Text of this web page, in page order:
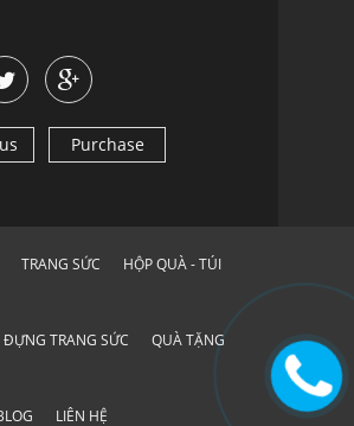
Purchase
TRANG SỨC HỘP QUÀ - TÚI
ĐỰNG TRANG SỨC QUÀ TẶNG
LIÊN HỆ